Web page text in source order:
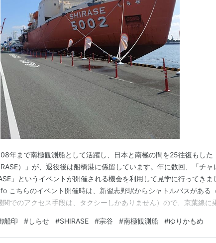
島輸送は途中で中止
年まで南極観測船として活躍し、日本と南極の間を25往復もした
）」が、退役後は船橋港に係留しています。年に数回、「チャ
」というイベントが開催される機会を利用して見学に行ってきま
こちらのイベント開催時は、新習志野駅からシャトルバスがある
関でのアクセス手段は、タクシーしかありません）ので、京葉線に
中心に一通りそろっていますね。まずは、エキタグを回収します。
グ 谷津干…
船印 #しらせ #SHIRASE #宗谷 #南極観測船 #ゆりかもめ